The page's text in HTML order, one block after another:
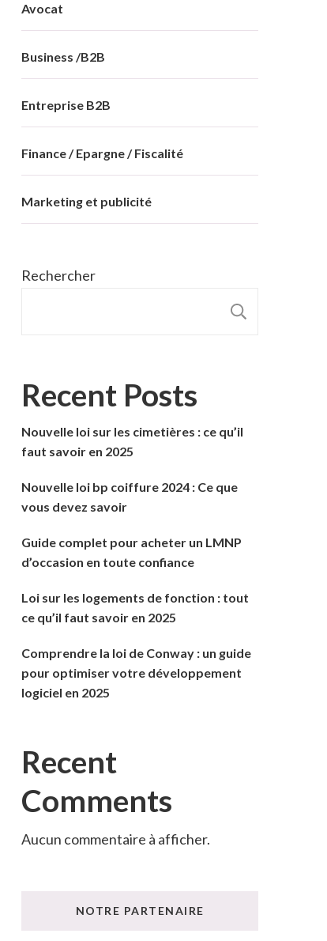
Avocat
Business /B2B
Entreprise B2B
Finance / Epargne / Fiscalité
Marketing et publicité
Rechercher
Recent Posts
Nouvelle loi sur les cimetières : ce qu’il
faut savoir en 2025
Nouvelle loi bp coiffure 2024 : Ce que
vous devez savoir
Guide complet pour acheter un LMNP
d’occasion en toute confiance
Loi sur les logements de fonction : tout
ce qu’il faut savoir en 2025
Comprendre la loi de Conway : un guide
pour optimiser votre développement
logiciel en 2025
Recent
Comments
Aucun commentaire à afficher.
NOTRE PARTENAIRE